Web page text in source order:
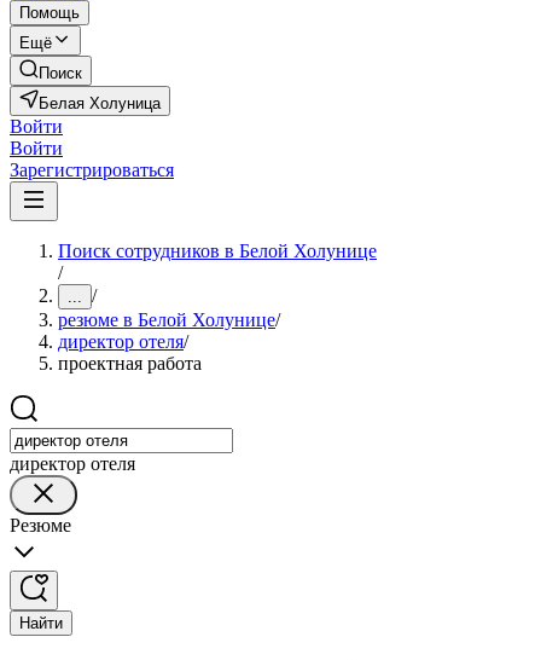
Помощь
Ещё
Поиск
Белая Холуница
Войти
Войти
Зарегистрироваться
Поиск сотрудников в Белой Холунице
/
... /
резюме в Белой Холунице/
директор отеля/
проектная работа
директор отеля
Резюме
Найти